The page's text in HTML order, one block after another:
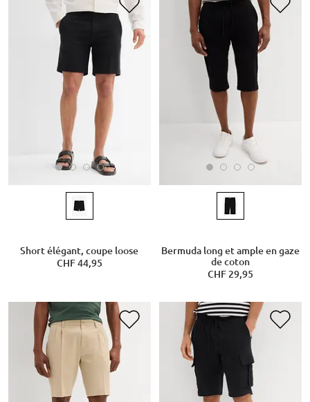
Short élégant, coupe loose
CHF 44,95
Bermuda long et ample en gaze
de coton
CHF 29,95